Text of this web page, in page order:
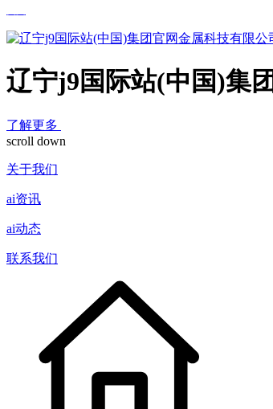
辽宁j9国际站(中国)集
了解更多
scroll down
关于我们
ai资讯
ai动态
联系我们